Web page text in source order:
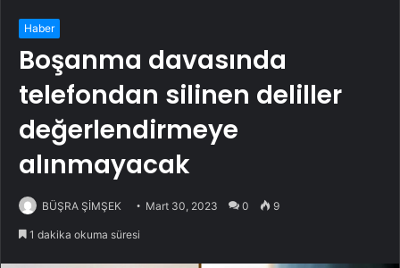
Haber
Boşanma davasında
telefondan silinen deliller
değerlendirmeye
alınmayacak
BÜŞRA ŞİMŞEK Mart 30, 2023 0 9
1 dakika okuma süresi